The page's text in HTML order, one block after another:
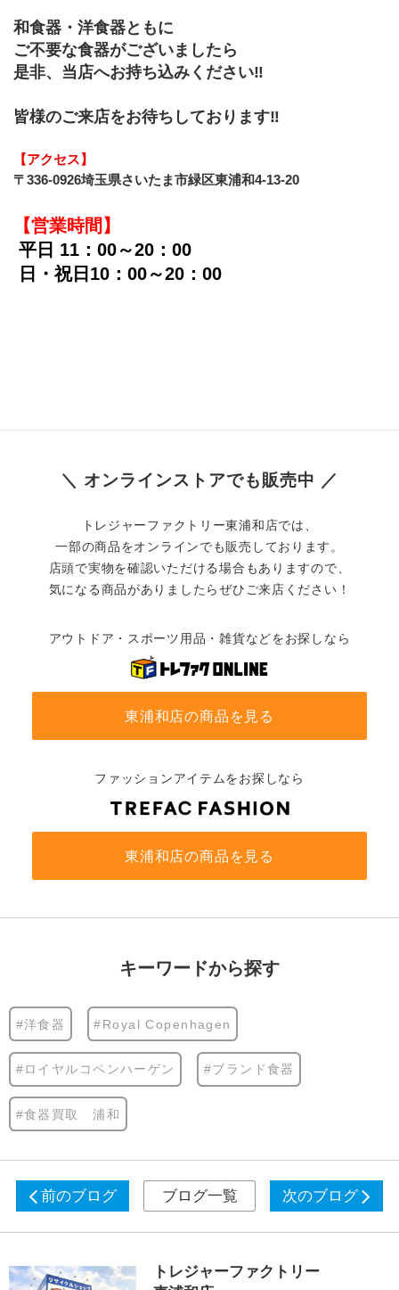
和食器・洋食器ともに
ご不要な食器がございましたら
是非、当店へお持ち込みください‼
皆様のご来店をお待ちしております‼︎
【アクセス】
〒336-0926埼玉県さいたま市緑区東浦和4-13-20
【営業時間】
平日 11：00～20：00
日・祝日10：00～20：00
＼ オンラインストアでも販売中 ／
トレジャーファクトリー東浦和店では、
一部の商品をオンラインでも販売しております。
店頭で実物を確認いただける場合もありますので、
気になる商品がありましたらぜひご来店ください！
アウトドア・スポーツ用品・雑貨などをお探しなら
東浦和店の商品を見る
ファッションアイテムをお探しなら
東浦和店の商品を見る
キーワードから探す
#洋食器 #Royal Copenhagen
#ロイヤルコペンハーゲン #ブランド食器
#食器買取 浦和
前のブログ ブログ一覧 次のブログ
トレジャーファクトリー